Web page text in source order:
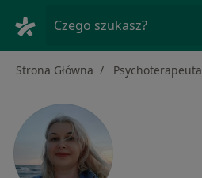
Czego szukasz?
Strona Główna Psychoterapeuta